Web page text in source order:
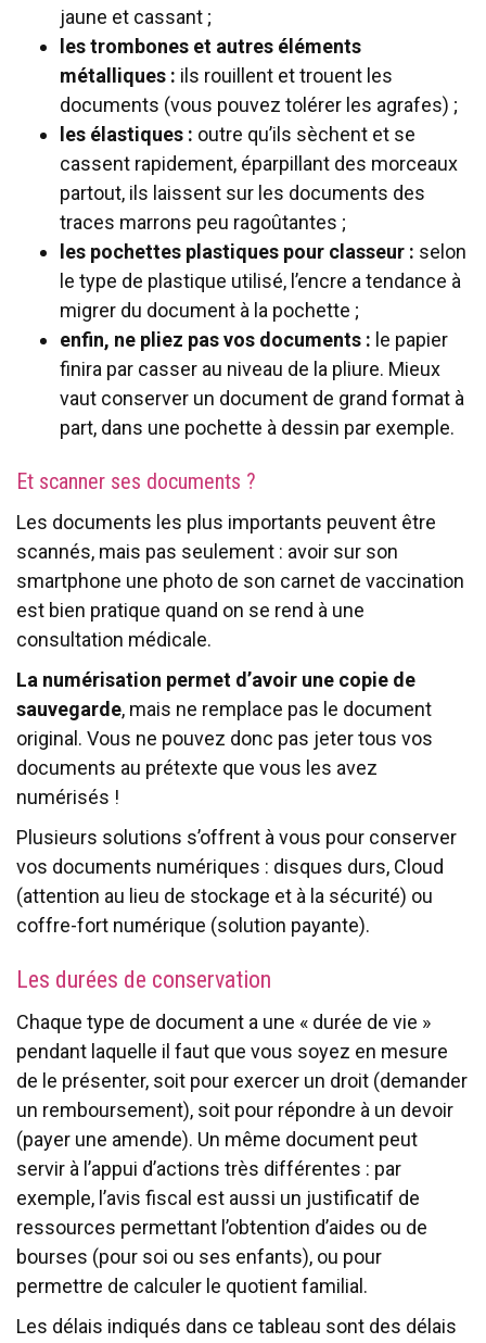
jaune et cassant ;
les trombones et autres éléments
métalliques : ils rouillent et trouent les
documents (vous pouvez tolérer les agrafes) ;
les élastiques : outre qu’ils sèchent et se
cassent rapidement, éparpillant des morceaux
partout, ils laissent sur les documents des
traces marrons peu ragoûtantes ;
les pochettes plastiques pour classeur : selon
le type de plastique utilisé, l’encre a tendance à
migrer du document à la pochette ;
enfin, ne pliez pas vos documents : le papier
finira par casser au niveau de la pliure. Mieux
vaut conserver un document de grand format à
part, dans une pochette à dessin par exemple.
Et scanner ses documents ?
Les documents les plus importants peuvent être
scannés, mais pas seulement : avoir sur son
smartphone une photo de son carnet de vaccination
est bien pratique quand on se rend à une
consultation médicale.
La numérisation permet d’avoir une copie de
sauvegarde, mais ne remplace pas le document
original. Vous ne pouvez donc pas jeter tous vos
documents au prétexte que vous les avez
numérisés !
Plusieurs solutions s’offrent à vous pour conserver
vos documents numériques : disques durs, Cloud
(attention au lieu de stockage et à la sécurité) ou
coffre-fort numérique (solution payante).
Les durées de conservation
Chaque type de document a une « durée de vie »
pendant laquelle il faut que vous soyez en mesure
de le présenter, soit pour exercer un droit (demander
un remboursement), soit pour répondre à un devoir
(payer une amende). Un même document peut
servir à l’appui d’actions très différentes : par
exemple, l’avis fiscal est aussi un justificatif de
ressources permettant l’obtention d’aides ou de
bourses (pour soi ou ses enfants), ou pour
permettre de calculer le quotient familial.
Les délais indiqués dans ce tableau sont des délais